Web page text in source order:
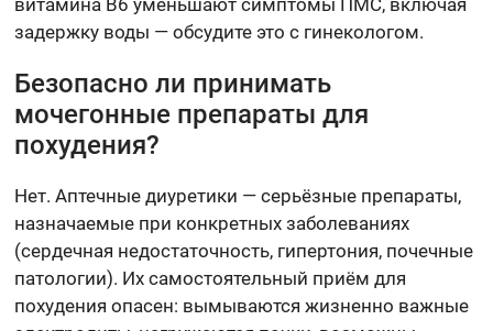
задержку воды — обсудите это с гинекологом.
Безопасно ли принимать
мочегонные препараты для
похудения?
Нет. Аптечные диуретики — серьёзные препараты,
назначаемые при конкретных заболеваниях
(сердечная недостаточность, гипертония, почечные
патологии). Их самостоятельный приём для
похудения опасен: вымываются жизненно важные